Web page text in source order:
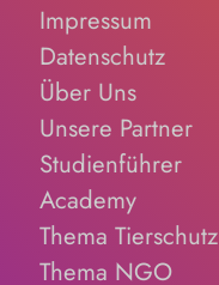
Impressum
Datenschutz
Über Uns
Unsere Partner
Studienführer
Academy
Thema Tierschutz
Thema NGO